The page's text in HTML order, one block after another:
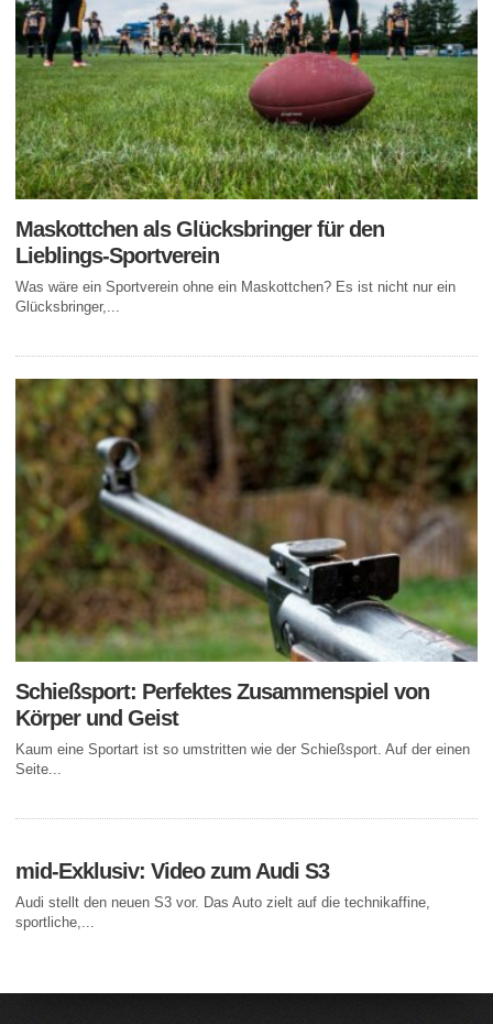
Maskottchen als Glücksbringer für den
Lieblings-Sportverein
Was wäre ein Sportverein ohne ein Maskottchen? Es ist nicht nur ein
Glücksbringer,...
Schießsport: Perfektes Zusammenspiel von
Körper und Geist
Kaum eine Sportart ist so umstritten wie der Schießsport. Auf der einen
Seite...
mid-Exklusiv: Video zum Audi S3
Audi stellt den neuen S3 vor. Das Auto zielt auf die technikaffine,
sportliche,...